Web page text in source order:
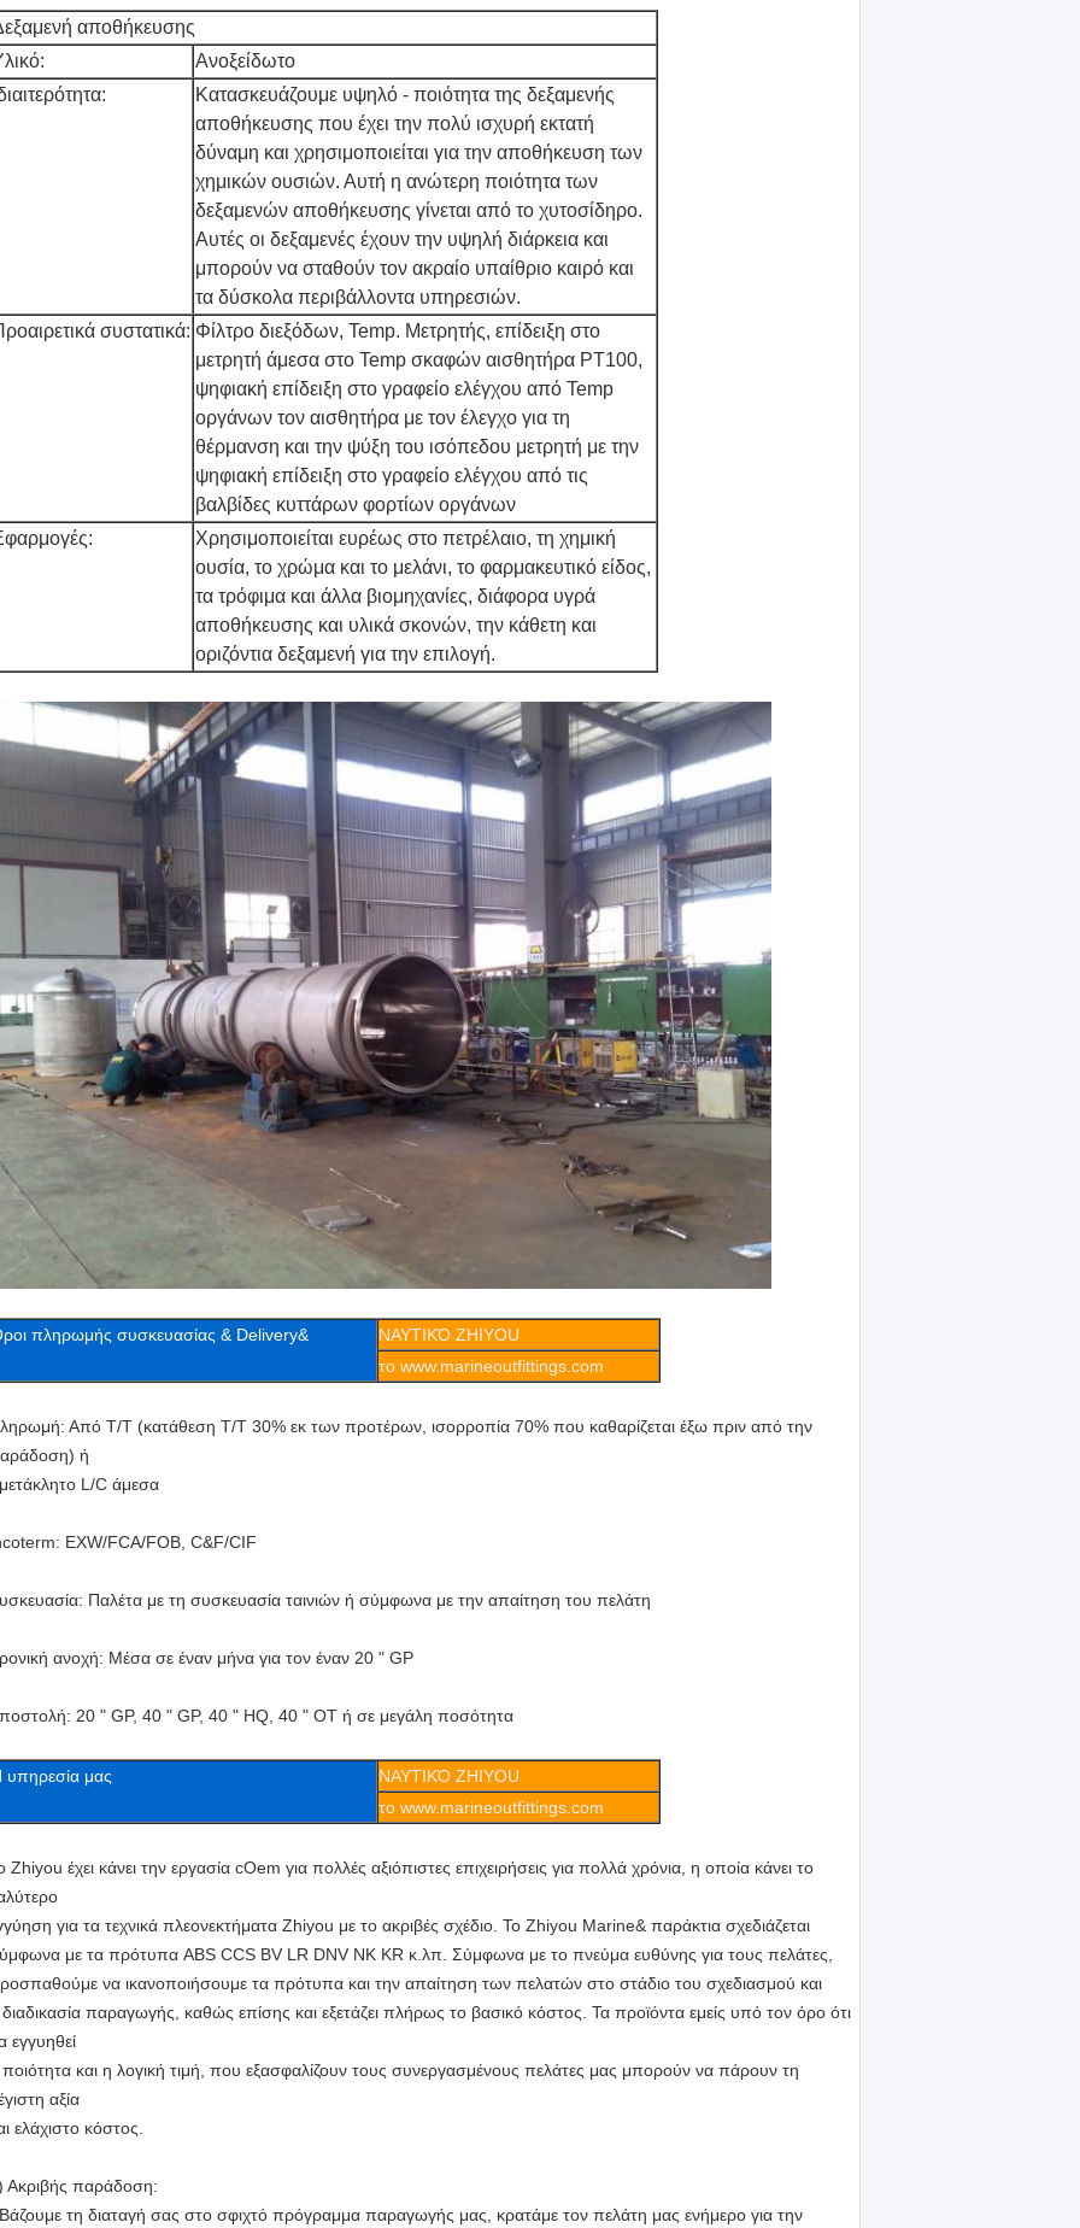
αποθήκευσης
Ανοξείδωτο
Κατασκευάζουμε υψηλό - ποιότητα της δεξαμενής
αποθήκευσης που έχει την πολύ ισχυρή εκτατή
δύναμη και χρησιμοποιείται για την αποθήκευση των
χημικών ουσιών. Αυτή η ανώτερη ποιότητα των
δεξαμενών αποθήκευσης γίνεται από το χυτοσίδηρο.
Αυτές οι δεξαμενές έχουν την υψηλή διάρκεια και
μπορούν να σταθούν τον ακραίο υπαίθριο καιρό και
τα δύσκολα περιβάλλοντα υπηρεσιών.
συστατικά: Φίλτρο διεξόδων, Temp. Μετρητής, επίδειξη στο
μετρητή άμεσα στο Temp σκαφών αισθητήρα PT100,
ψηφιακή επίδειξη στο γραφείο ελέγχου από Temp
οργάνων τον αισθητήρα με τον έλεγχο για τη
θέρμανση και την ψύξη του ισόπεδου μετρητή με την
ψηφιακή επίδειξη στο γραφείο ελέγχου από τις
βαλβίδες κυττάρων φορτίων οργάνων
Χρησιμοποιείται ευρέως στο πετρέλαιο, τη χημική
ουσία, το χρώμα και το μελάνι, το φαρμακευτικό είδος,
τα τρόφιμα και άλλα βιομηχανίες, διάφορα υγρά
αποθήκευσης και υλικά σκονών, την κάθετη και
οριζόντια δεξαμενή για την επιλογή.
πληρωμής συσκευασίας & Delivery&
ΝΑΥΤΙΚΌ ZHIYOU
το www.marineoutfittings.com
Από T/T (κατάθεση T/T 30% εκ των προτέρων, ισορροπία 70% που καθαρίζεται έξω πριν από την
ή
L/C άμεσα
EXW/FCA/FOB, C&F/CIF
Παλέτα με τη συσκευασία ταινιών ή σύμφωνα με την απαίτηση του πελάτη
ανοχή: Μέσα σε έναν μήνα για τον έναν 20 " GP
20 " GP, 40 " GP, 40 " HQ, 40 " OT ή σε μεγάλη ποσότητα
υπηρεσία μας
ΝΑΥΤΙΚΌ ZHIYOU
το www.marineoutfittings.com
Zhiyou έχει κάνει την εργασία cOem για πολλές αξιόπιστες επιχειρήσεις για πολλά χρόνια, η οποία κάνει το
για τα τεχνικά πλεονεκτήματα Zhiyou με το ακριβές σχέδιο. Το Zhiyou Marine& παράκτια σχεδιάζεται
με τα πρότυπα ABS CCS BV LR DNV NK KR κ.λπ. Σύμφωνα με το πνεύμα ευθύνης για τους πελάτες,
να ικανοποιήσουμε τα πρότυπα και την απαίτηση των πελατών στο στάδιο του σχεδιασμού και
παραγωγής, καθώς επίσης και εξετάζει πλήρως το βασικό κόστος. Τα προϊόντα εμείς υπό τον όρο ότι
εγγυηθεί
και η λογική τιμή, που εξασφαλίζουν τους συνεργασμένους πελάτες μας μπορούν να πάρουν τη
αξία
ελάχιστο κόστος.
Ακριβής παράδοση:
τη διαταγή σας στο σφιχτό πρόγραμμα παραγωγής μας, κρατάμε τον πελάτη μας ενήμερο για την